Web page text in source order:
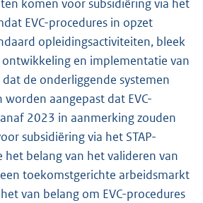
komen voor subsidiëring via het
EVC-procedures in opzet
opleidingsactiviteiten, bleek
en implementatie van
dat de onderliggende systemen
aangepast dat EVC-
2023 in aanmerking zouden
subsidiëring via het STAP-
het belang van het valideren van
toekomstgerichte arbeidsmarkt
van belang om EVC-procedures